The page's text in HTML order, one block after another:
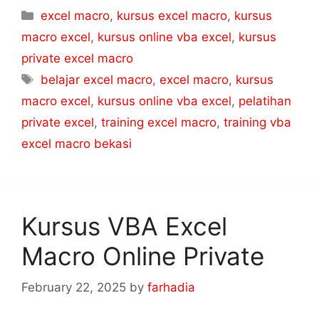
excel macro, kursus excel macro, kursus
macro excel, kursus online vba excel, kursus
private excel macro
belajar excel macro,excel macro, kursus
macro excel, kursus online vba excel, pelatihan
private excel, training excel macro, training vba
excel macro bekasi
Kursus VBA Excel
Macro Online Private
February 22, 2025 by farhadia